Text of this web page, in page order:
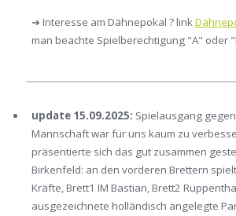
➔ Interesse am Dähnepokal ? link
man beachte Spielberechtigung "A" oder
update 15.09.2025: Spielausgang
Mannschaft war für uns kaum zu
präsentierte sich das gut zusammen
Birkenfeld: an den vorderen Brettern
Kräfte, Brett1 IM Bastian, Brett2
ausgezeichnete holländisch angelegte